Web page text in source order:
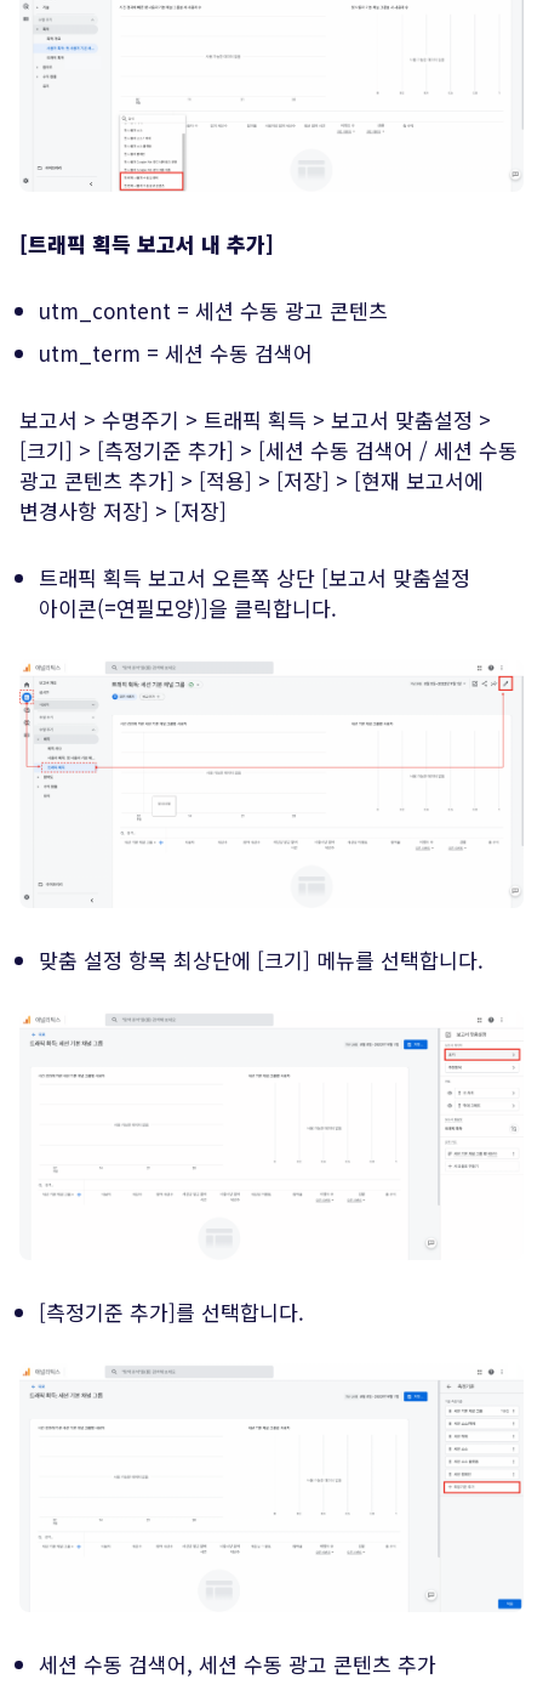
[트래픽 획득 보고서 내 추가]
utm_content = 세션 수동 광고 콘텐츠
utm_term = 세션 수동 검색어
보고서 > 수명주기 > 트래픽 획득 > 보고서 맞춤설정 >
[크기] > [측정기준 추가] > [세션 수동 검색어 / 세션 수동
광고 콘텐츠 추가] > [적용] > [저장] > [현재 보고서에
변경사항 저장] > [저장]
트래픽 획득 보고서 오른쪽 상단 [보고서 맞춤설정
아이콘(=연필모양)]을 클릭합니다.
맞춤 설정 항목 최상단에 [크기] 메뉴를 선택합니다.
[측정기준 추가]를 선택합니다.
세션 수동 검색어, 세션 수동 광고 콘텐츠 추가